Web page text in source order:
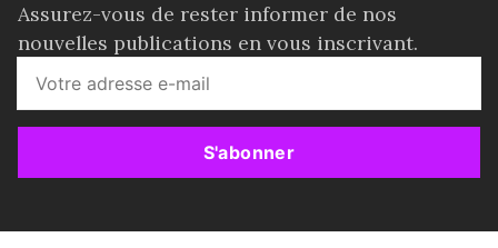
Assurez-vous de rester informer de nos
nouvelles publications en vous inscrivant.
S'abonner